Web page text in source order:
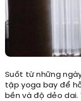
Suốt từ những
tập yoga bay để
bền và độ dẻo